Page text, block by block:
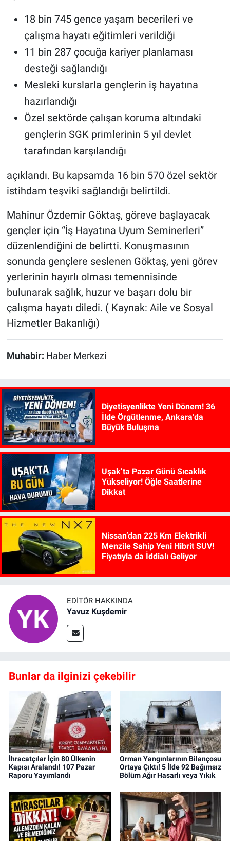
18 bin 745 gence yaşam becerileri ve
çalışma hayatı eğitimleri verildiği
11 bin 287 çocuğa kariyer planlaması
desteği sağlandığı
Mesleki kurslarla gençlerin iş hayatına
hazırlandığı
Özel sektörde çalışan koruma altındaki
gençlerin SGK primlerinin 5 yıl devlet
tarafından karşılandığı
açıklandı. Bu kapsamda 16 bin 570 özel sektör
istihdam teşviki sağlandığı belirtildi.
Mahinur Özdemir Göktaş, göreve başlayacak
gençler için “İş Hayatına Uyum Seminerleri”
düzenlendiğini de belirtti. Konuşmasının
sonunda gençlere seslenen Göktaş, yeni görev
yerlerinin hayırlı olması temennisinde
bulunarak sağlık, huzur ve başarı dolu bir
çalışma hayatı diledi. ( Kaynak: Aile ve Sosyal
Hizmetler Bakanlığı)
Muhabir: Haber Merkezi
Diyetisyenlikte Yeni Dönem! 36
İlde Örgütlenme, Ankara’da
Büyük Buluşma
Uşak’ta Pazar Günü Sıcaklık
Yükseliyor! Öğle Saatlerine
Dikkat
Nissan’dan 225 Km Elektrikli
Menzile Sahip Yeni Hibrit SUV!
Fiyatıyla da İddialı Geliyor
EDITÖR HAKKINDA
Yavuz Kuşdemir
Bunlar da ilginizi çekebilir
İhracatçılar İçin 80 Ülkenin
Kapısı Aralandı! 107 Pazar
Raporu Yayımlandı
Orman Yangınlarının Bilançosu
Ortaya Çıktı! 5 İlde 92 Bağımsız
Bölüm Ağır Hasarlı veya Yıkık